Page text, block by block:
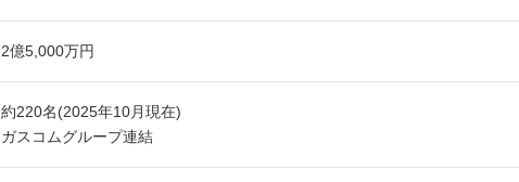
2億5,000万円
約220名(2025年10月現在)
ガスコムグループ連結